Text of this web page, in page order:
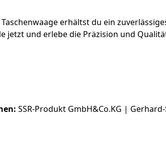
Taschenwaage erhältst du ein
jetzt und erlebe die Präzision und
SSR-Produkt GmbH&Co.KG |